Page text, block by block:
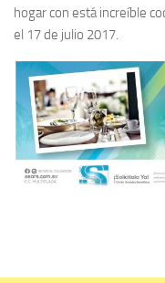
hogar con está increíble
el 17 de julio 2017.